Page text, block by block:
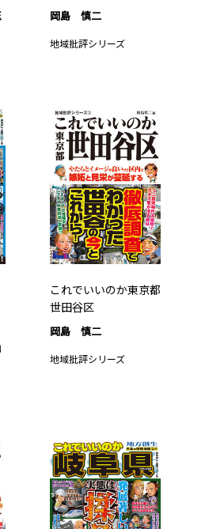
岡島 慎二
地域批評シリーズ
これでいいのか東京都
世田谷区
岡島 慎二
地域批評シリーズ